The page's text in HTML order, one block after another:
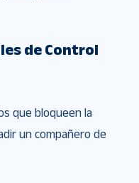
de Control
que bloqueen la
un compañero de